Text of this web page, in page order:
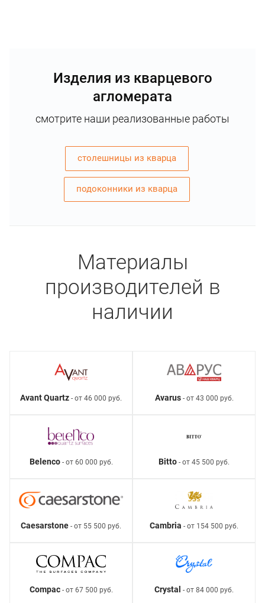
Изделия из кварцевого
агломерата
смотрите наши реализованные работы
столешницы из кварца
подоконники из кварца
Материалы
производителей в
наличии
Avant Quartz - от 46 000 руб. Avarus- от 43 000 руб.
Belenco- от 60 000 руб. Bitto - от 45 500 руб.
Caesarstone - от 55 500 руб. Cambria - от 154 500 руб.
Compac- от 67 500 руб. Crystal - от 84 000 руб.